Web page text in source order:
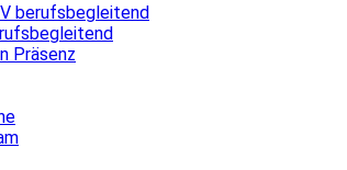
berufsbegleitend
Präsenz